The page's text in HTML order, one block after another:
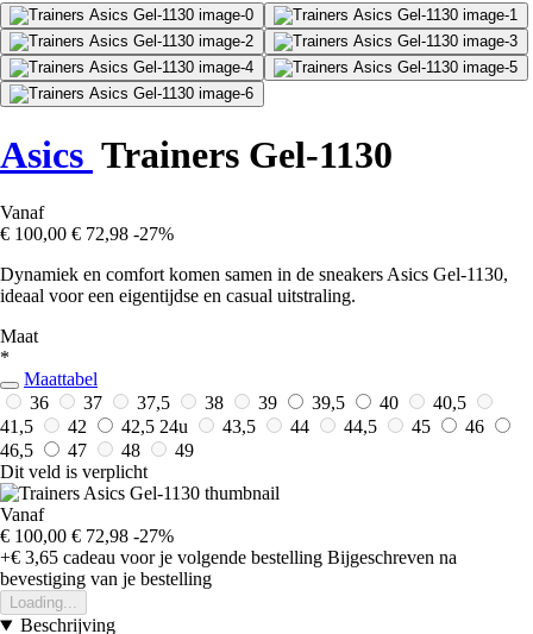
Asics Trainers Gel-1130
Vanaf
€ 100,00 € 72,98 -27%
Dynamiek en comfort komen samen in de sneakers Asics Gel-1130,
ideaal voor een eigentijdse en casual uitstraling.
Maat
*
Maattabel
36
37 37,5 38 39 39,5 40
40,5
41,5
42 42,5 24u 43,5 44 44,5 45
46
46,5
47 48
49
Dit veld is verplicht
Vanaf
€ 100,00 € 72,98 -27%
+€ 3,65 cadeau voor je volgende bestelling Bijgeschreven na
bevestiging van je bestelling
Loading...
Beschrijving